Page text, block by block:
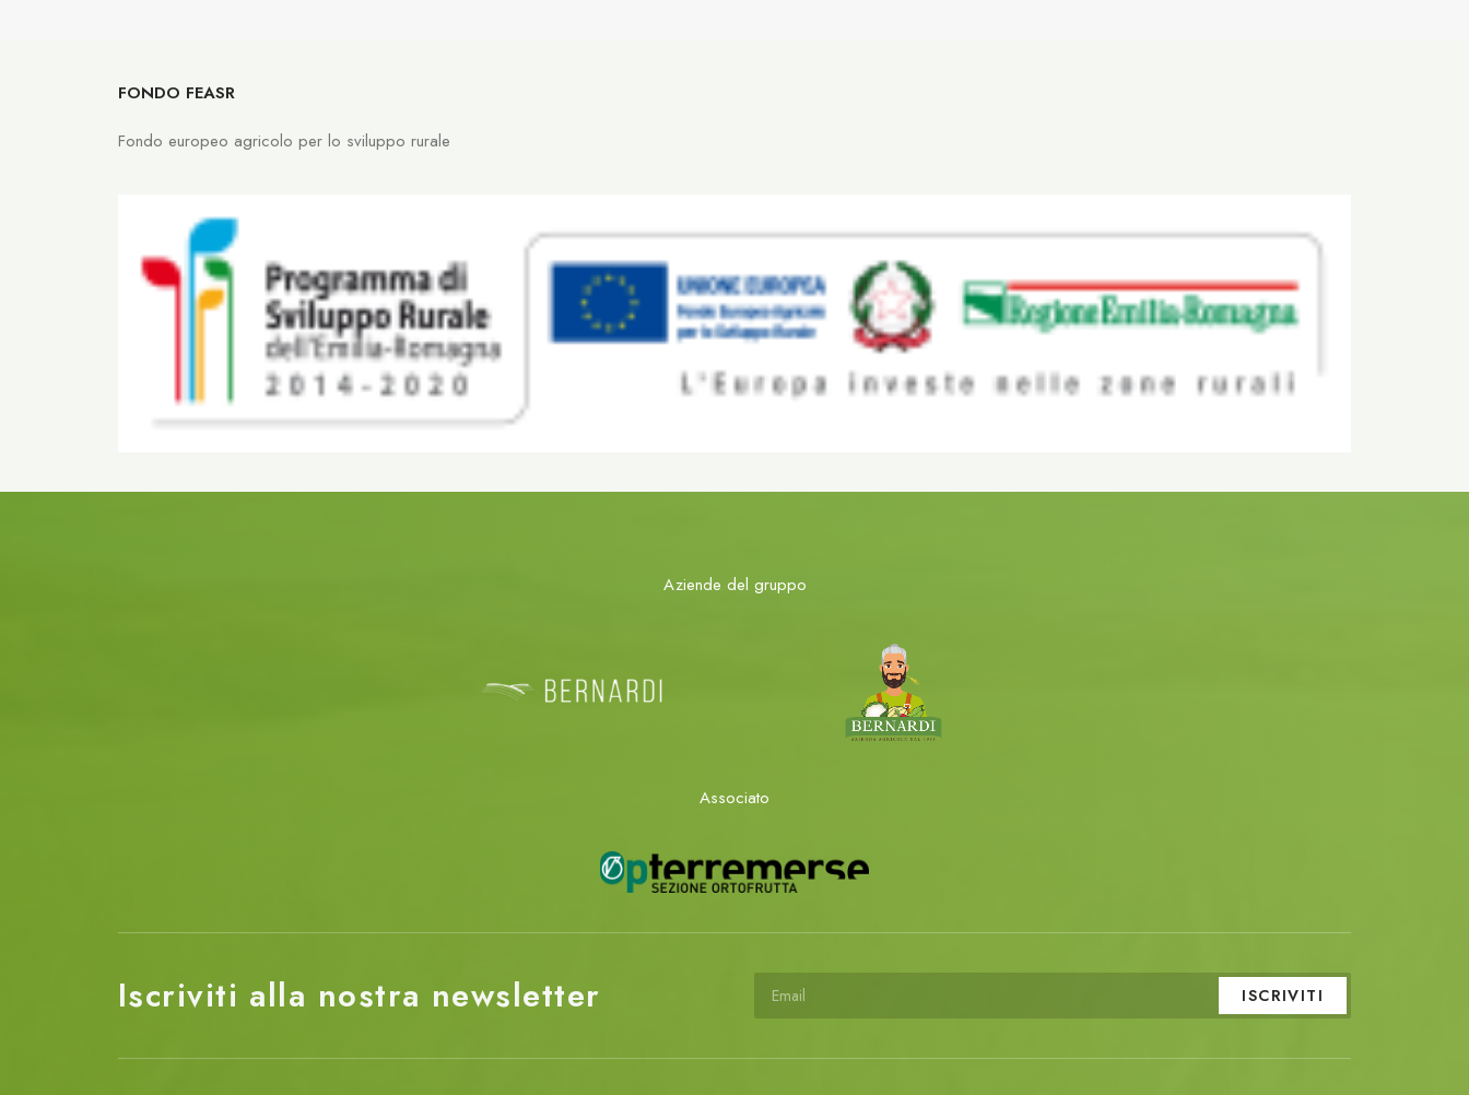
FONDO FEASR
Fondo europeo agricolo per lo sviluppo rurale
Aziende del gruppo
Associato
Iscriviti alla nostra newsletter